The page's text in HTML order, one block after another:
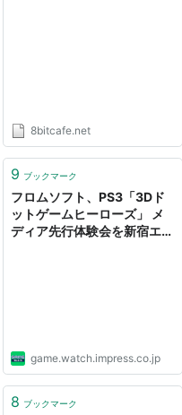
8bitcafe.net
9 ブックマーク
フロムソフト、PS3「3Dド
ットゲームヒーローズ」 メ
ディア先行体験会を新宿エイ
game.watch.impress.co.jp
8 ブックマーク